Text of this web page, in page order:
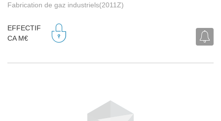
Fabrication de gaz industriels(2011Z)
EFFECTIF
CA M€